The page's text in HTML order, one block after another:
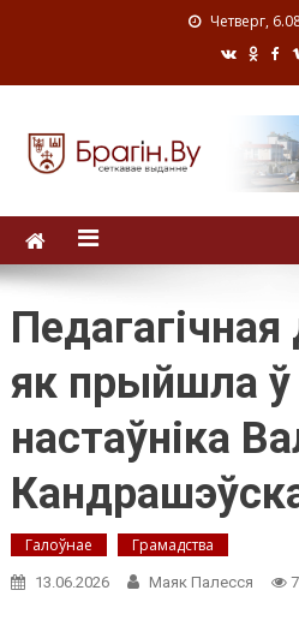
Четверг,
як прыйшла ў
настаўніка
Галоўнае Грамадства
13.06.2026 Маяк Палесся